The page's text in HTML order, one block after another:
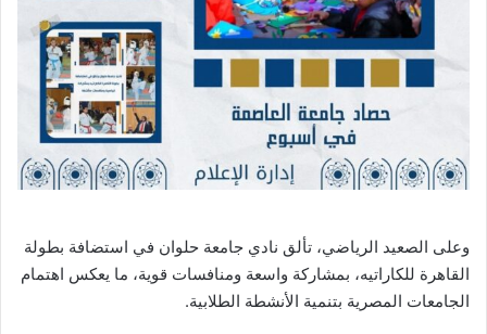
وعلى الصعيد الرياضي، تألق نادي جامعة حلوان في استضافة بطولة
القاهرة للكاراتيه، بمشاركة واسعة ومنافسات قوية، ما يعكس اهتمام
الجامعات المصرية بتنمية الأنشطة الطلابية.